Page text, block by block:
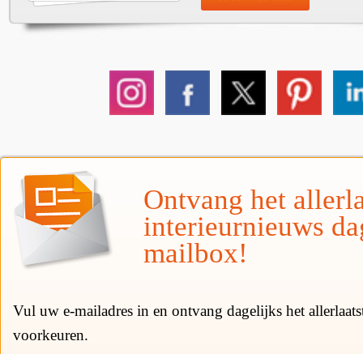
Ontvang het
interieurnieuws
mailbox!
Vul uw e-mailadres in en ontvang dagelijks het
voorkeuren.